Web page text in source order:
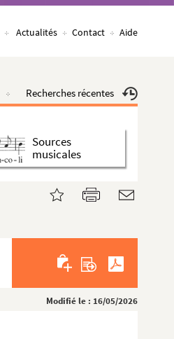
Actualités Contact Aide
Recherches récentes
Sources
musicales
Modifié le : 16/05/2026